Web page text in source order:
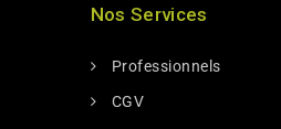
Nos Services
Professionnels
CGV